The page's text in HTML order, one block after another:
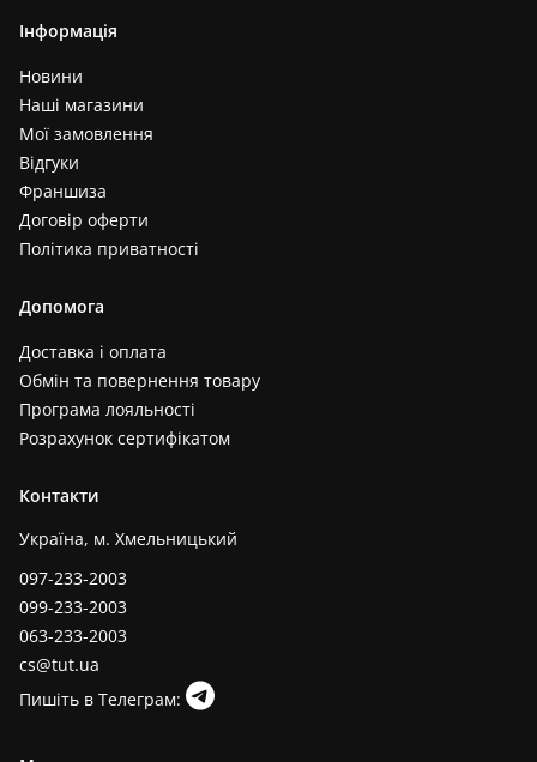
Інформація
Новини
Наші магазини
Мої замовлення
Відгуки
Франшиза
Договір оферти
Політика приватності
Допомога
Доставка і оплата
Обмін та повернення товару
Програма лояльності
Розрахунок сертифікатом
Контакти
Україна, м. Хмельницький
097-233-2003
099-233-2003
063-233-2003
cs@tut.ua
Пишіть в Телеграм: